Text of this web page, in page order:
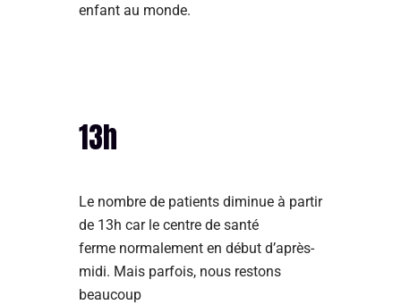
enfant au monde.
13h
Le nombre de patients diminue à partir
de 13h car le centre de santé
ferme normalement en début d’après-
midi. Mais parfois, nous restons
beaucoup